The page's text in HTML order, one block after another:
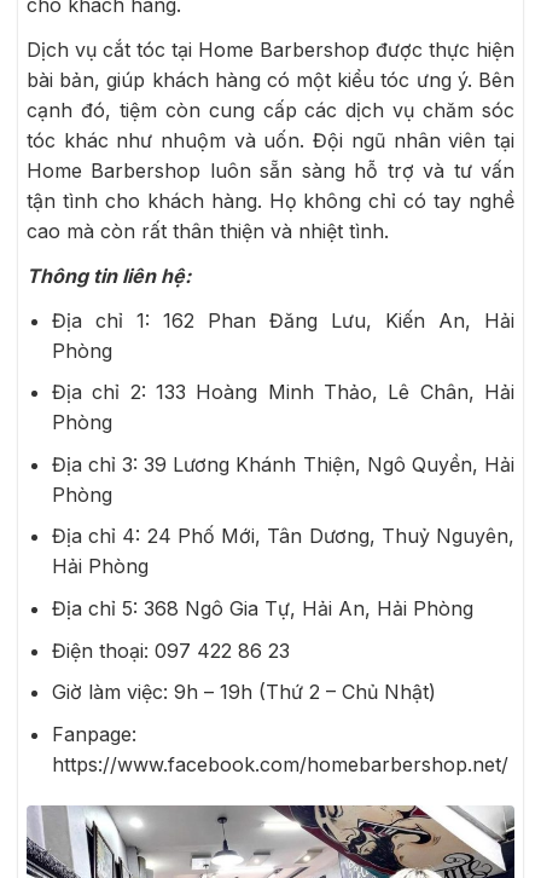
Dịch vụ cắt tóc tại Home Barbershop được thực hiện
bài bản, giúp khách hàng có một kiểu tóc ưng ý. Bên
cạnh đó, tiệm còn cung cấp các dịch vụ chăm sóc
tóc khác như nhuộm và uốn. Đội ngũ nhân viên tại
Home Barbershop luôn sẵn sàng hỗ trợ và tư vấn
tận tình cho khách hàng. Họ không chỉ có tay nghề
cao mà còn rất thân thiện và nhiệt tình.
Thông tin liên hệ:
Địa chỉ 1: 162 Phan Đăng Lưu, Kiến An, Hải
Phòng
Địa chỉ 2: 133 Hoàng Minh Thảo, Lê Chân, Hải
Phòng
Địa chỉ 3: 39 Lương Khánh Thiện, Ngô Quyền, Hải
Phòng
Địa chỉ 4: 24 Phố Mới, Tân Dương, Thuỷ Nguyên,
Hải Phòng
Địa chỉ 5: 368 Ngô Gia Tự, Hải An, Hải Phòng
Điện thoại: 097 422 86 23
Giờ làm việc: 9h – 19h (Thứ 2 – Chủ Nhật)
Fanpage:
https://www.facebook.com/homebarbershop.net/